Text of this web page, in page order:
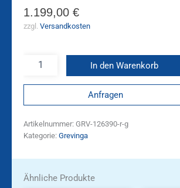
1.199,00 €
zzgl. Versandkosten
In den Warenkorb
Anfragen
Artikelnummer: GRV-126390-r-g
Kategorie: Grevinga
Ähnliche Produkte